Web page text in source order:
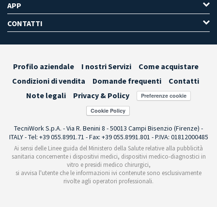
APP
CONTATTI
Profilo aziendale I nostri Servizi
Come acquistare
Condizioni di vendita
Domande frequenti
Contatti
Note legali
Privacy & Policy Preferenze cookie
TecniWork S.p.A. - Via R. Benini 8 - 50013 Campi Bisenzio (Firenze) -
ITALY - Tel: +39 055.8991.71 - Fax: +39 055.8991.801 - P.IVA: 01812000485
Ai sensi delle Linee guida del Ministero della Salute relative alla pubblicità
sanitaria concernente i dispositivi medici, dispositivi medico-diagnostici in
vitro e presidi medico chirurgici,
si avvisa l'utente che le informazioni ivi contenute sono esclusivamente
rivolte agli operatori professionali.